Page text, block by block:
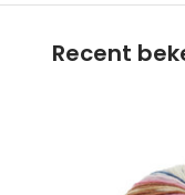
Recent